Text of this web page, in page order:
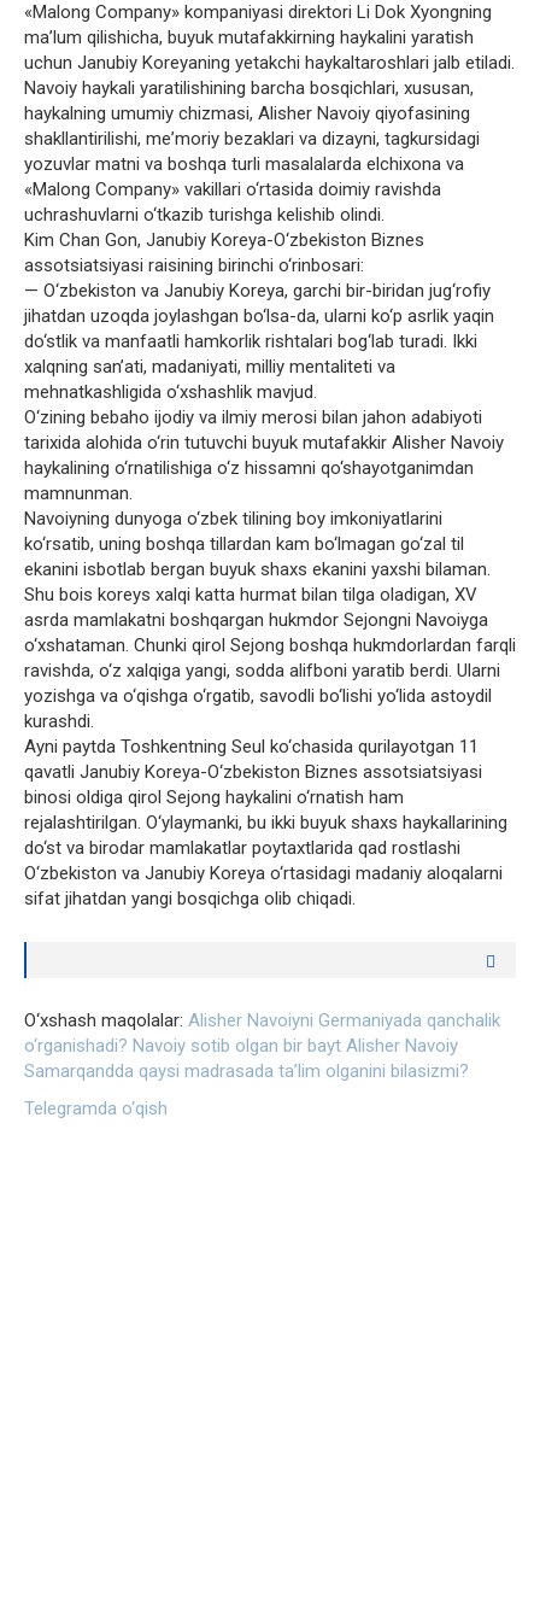
«Malong Company» kompaniyasi direktori Li Dok Xyongning
maʼlum qilishicha, buyuk mutafakkirning haykalini yaratish
uchun Janubiy Koreyaning yetakchi haykaltaroshlari jalb etiladi.
Navoiy haykali yaratilishining barcha bosqichlari, xususan,
haykalning umumiy chizmasi, Alisher Navoiy qiyofasining
shakllantirilishi, meʼmoriy bezaklari va dizayni, tagkursidagi
yozuvlar matni va boshqa turli masalalarda elchixona va
«Malong Company» vakillari o‘rtasida doimiy ravishda
uchrashuvlarni o‘tkazib turishga kelishib olindi.
Kim Chan Gon, Janubiy Koreya-O‘zbekiston Biznes
assotsiatsiyasi raisining birinchi o‘rinbosari:
— O‘zbekiston va Janubiy Koreya, garchi bir-biridan jug‘rofiy
jihatdan uzoqda joylashgan bo‘lsa-da, ularni ko‘p asrlik yaqin
do‘stlik va manfaatli hamkorlik rishtalari bog‘lab turadi. Ikki
xalqning sanʼati, madaniyati, milliy mentaliteti va
mehnatkashligida o‘xshashlik mavjud.
O‘zining bebaho ijodiy va ilmiy merosi bilan jahon adabiyoti
tarixida alohida o‘rin tutuvchi buyuk mutafakkir Alisher Navoiy
haykalining o‘rnatilishiga o‘z hissamni qo‘shayotganimdan
mamnunman.
Navoiyning dunyoga o‘zbek tilining boy imkoniyatlarini
ko‘rsatib, uning boshqa tillardan kam bo‘lmagan go‘zal til
ekanini isbotlab bergan buyuk shaxs ekanini yaxshi bilaman.
Shu bois koreys xalqi katta hurmat bilan tilga oladigan, XV
asrda mamlakatni boshqargan hukmdor Sejongni Navoiyga
o‘xshataman. Chunki qirol Sejong boshqa hukmdorlardan farqli
ravishda, o‘z xalqiga yangi, sodda alifboni yaratib berdi. Ularni
yozishga va o‘qishga o‘rgatib, savodli bo‘lishi yo‘lida astoydil
kurashdi.
Ayni paytda Toshkentning Seul ko‘chasida qurilayotgan 11
qavatli Janubiy Koreya-O‘zbekiston Biznes assotsiatsiyasi
binosi oldiga qirol Sejong haykalini o‘rnatish ham
rejalashtirilgan. O‘ylaymanki, bu ikki buyuk shaxs haykallarining
do‘st va birodar mamlakatlar poytaxtlarida qad rostlashi
O‘zbekiston va Janubiy Koreya o‘rtasidagi madaniy aloqalarni
sifat jihatdan yangi bosqichga olib chiqadi.
O‘xshash maqolalar: Alisher Navoiyni Germaniyada qanchalik
o‘rganishadi? Navoiy sotib olgan bir bayt Alisher Navoiy
Samarqandda qaysi madrasada ta’lim olganini bilasizmi?
Telegramda o‘qish